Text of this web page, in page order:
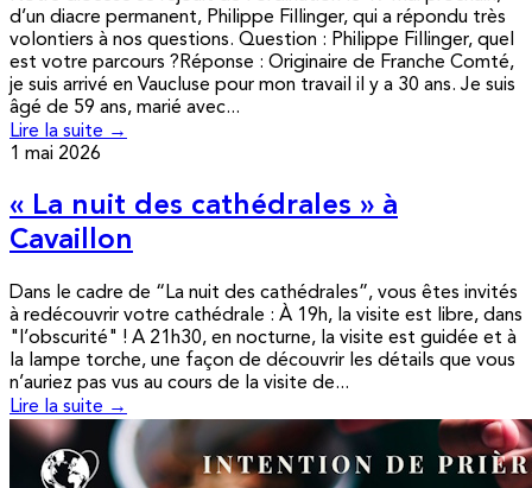
d’un diacre permanent, Philippe Fillinger, qui a répondu très
volontiers à nos questions. Question : Philippe Fillinger, quel
est votre parcours ?Réponse : Originaire de Franche Comté,
je suis arrivé en Vaucluse pour mon travail il y a 30 ans. Je suis
âgé de 59 ans, marié avec...
Lire la suite →
1 mai 2026
« La nuit des cathédrales » à
Cavaillon
Dans le cadre de “La nuit des cathédrales”, vous êtes invités
à redécouvrir votre cathédrale : À 19h, la visite est libre, dans
"l’obscurité" ! A 21h30, en nocturne, la visite est guidée et à
la lampe torche, une façon de découvrir les détails que vous
n’auriez pas vus au cours de la visite de...
Lire la suite →